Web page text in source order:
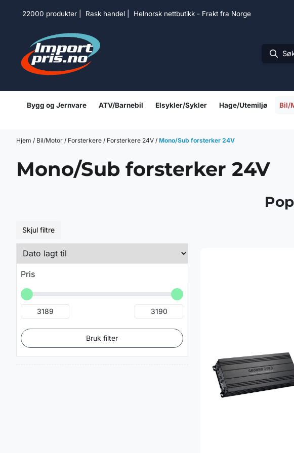
Hopp til innhold
22000 produkter | Rask handel | Helnorsk nettbutikk - Frakt fra Norge
Bygg og Jernvare ATV/Barnebil Elsykler/Sykler Hage/Utemiljø Bil/
Hjem / Bil/Motor / Forsterkere / Forsterkere 24V / Mono/Sub forsterker 24V
Mono/Sub forsterker 24V
Skjul filtre
Pris
Bruk filter